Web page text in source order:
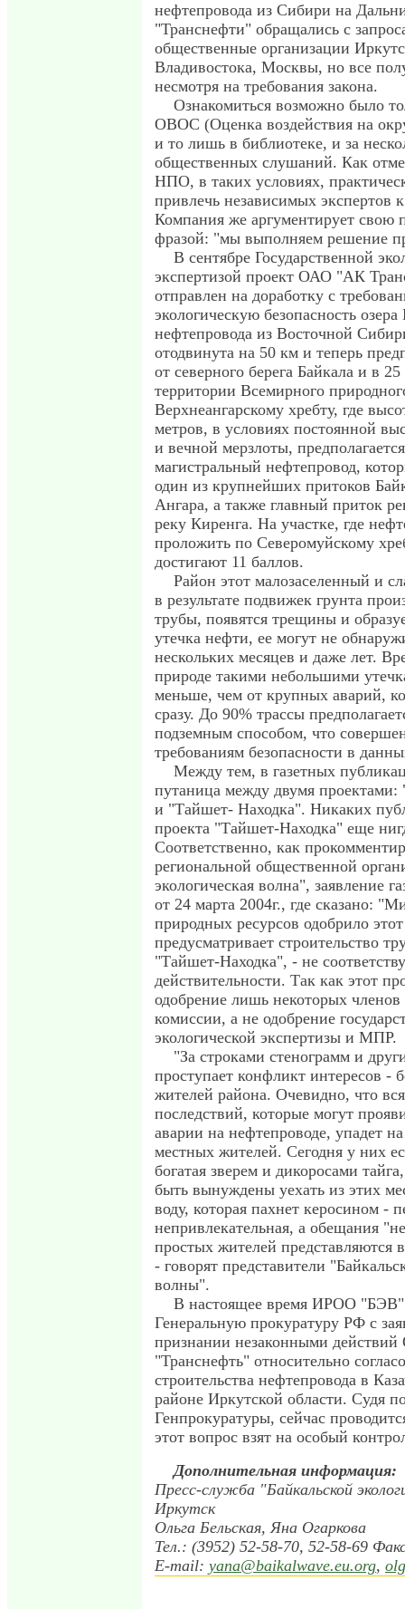
нефтепровода из Сибири на
"Транснефти" обращались с
общественные организации
Владивостока, Москвы, но все
несмотря на требования закона.
Ознакомиться возможно было
ОВОС (Оценка воздействия на
и то лишь в библиотеке, и за
общественных слушаний. Как
НПО, в таких условиях,
привлечь независимых экспертов
Компания же аргументирует свою
фразой: "мы выполняем решение
В сентябре Государственной
экспертизой проект ОАО "АК
отправлен на доработку с
экологическую безопасность озера
нефтепровода из Восточной
отодвинута на 50 км и теперь
от северного берега Байкала и в
территории Всемирного
Верхнеангарскому хребту, где
метров, в условиях постоянной
и вечной мерзлоты,
магистральный нефтепровод,
один из крупнейших притоков
Ангара, а также главный приток
реку Киренга. На участке, где
проложить по Северомуйскому
достигают 11 баллов.
Район этот малозаселенный и
в результате подвижек грунта
трубы, появятся трещины и
утечка нефти, ее могут не
нескольких месяцев и даже лет.
природе такими небольшими
меньше, чем от крупных аварий,
сразу. До 90% трассы
подземным способом, что
требованиям безопасности в
Между тем, в газетных
путаница между двумя проектами:
и "Тайшет- Находка". Никаких
проекта "Тайшет-Находка" еще
Соответственно, как
региональной общественной
экологическая волна", заявление
от 24 марта 2004г., где сказано:
природных ресурсов одобрило
предусматривает строительство
"Тайшет-Находка", - не
действительности. Так как этот
одобрение лишь некоторых членов
комиссии, а не одобрение
экологической экспертизы и МПР.
"За строками стенограмм и
проступает конфликт интересов -
жителей района. Очевидно, что
последствий, которые могут
аварии на нефтепроводе, упадет
местных жителей. Сегодня у них
богатая зверем и дикоросами
быть вынуждены уехать из этих
воду, которая пахнет керосином -
непривлекательная, а обещания
простых жителей представляются
- говорят представители
волны".
В настоящее время ИРОО "БЭВ"
Генеральную прокуратуру РФ с
признании незаконными
"Транснефть" относительно
строительства нефтепровода в
районе Иркутской области. Судя
Генпрокуратуры, сейчас
этот вопрос взят на особый
Дополнительная информация:
Пресс-служба "Байкальской
Иркутск
Ольга Бельская, Яна Огаркова
Тел.: (3952) 52-58-70, 52-58-69
Е-mail: yana@baikalwave.eu.org,